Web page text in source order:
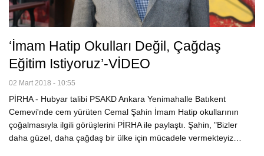
‘İmam Hatip Okulları Değil, Çağdaş
Eğitim Istiyoruz’-VİDEO
02 Mart 2018 - 10:55
PİRHA - Hubyar talibi PSAKD Ankara Yenimahalle Batıkent
Cemevi'nde cem yürüten Cemal Şahin İmam Hatip okullarının
çoğalmasıyla ilgili görüşlerini PİRHA ile paylaştı. Şahin, "Bizler
daha güzel, daha çağdaş bir ülke için mücadele vermekteyiz…